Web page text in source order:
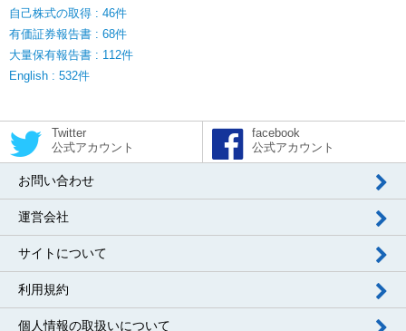
自己株式の取得 : 46件
有価証券報告書 : 68件
大量保有報告書 : 112件
English : 532件
Twitter
公式アカウント
facebook
公式アカウント
お問い合わせ
運営会社
サイトについて
利用規約
個人情報の取扱いについて